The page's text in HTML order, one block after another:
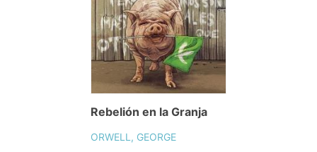
Rebelión en la Granja
ORWELL, GEORGE